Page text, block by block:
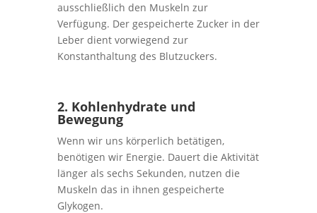
ausschließlich den Muskeln zur
Verfügung. Der gespeicherte Zucker in der
Leber dient vorwiegend zur
Konstanthaltung des Blutzuckers.
2. Kohlenhydrate und
Bewegung
Wenn wir uns körperlich betätigen,
benötigen wir Energie. Dauert die Aktivität
länger als sechs Sekunden, nutzen die
Muskeln das in ihnen gespeicherte
Glykogen.